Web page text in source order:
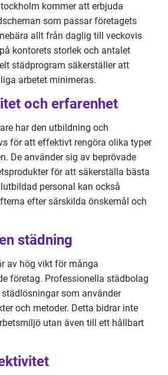
kommer att erbjuda
som passar företagets
allt från daglig till veckovis
kontorets storlek och antalet
städprogram säkerställer att
arbetet minimeras.
och erfarenhet
har den utbildning och
för att effektivt rengöra olika typer
De använder sig av beprövade
för att säkerställa bästa
personal kan också
efter särskilda önskemål och
städning
av hög vikt för många
företag. Professionella städbolag
som använder
och metoder. Detta bidrar inte
utan även till ett hållbart